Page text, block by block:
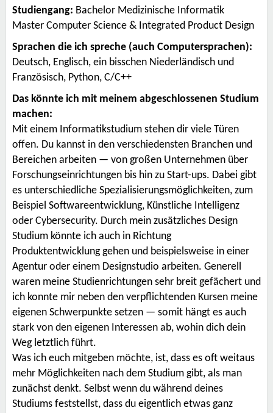
Studiengang: Bachelor Medizinische Informatik
Master Computer Science & Integrated Product Design
Sprachen die ich spreche (auch Computersprachen):
Deutsch, Englisch, ein bisschen Niederländisch und
Französisch, Python, C/C++
Das könnte ich mit meinem abgeschlossenen Studium
machen:
Mit einem Informatikstudium stehen dir viele Türen
offen. Du kannst in den verschiedensten Branchen und
Bereichen arbeiten — von großen Unternehmen über
Forschungseinrichtungen bis hin zu Start-ups. Dabei gibt
es unterschiedliche Spezialisierungsmöglichkeiten, zum
Beispiel Softwareentwicklung, Künstliche Intelligenz
oder Cybersecurity. Durch mein zusätzliches Design
Studium könnte ich auch in Richtung
Produktentwicklung gehen und beispielsweise in einer
Agentur oder einem Designstudio arbeiten. Generell
waren meine Studienrichtungen sehr breit gefächert und
ich konnte mir neben den verpflichtenden Kursen meine
eigenen Schwerpunkte setzen — somit hängt es auch
stark von den eigenen Interessen ab, wohin dich dein
Weg letztlich führt.
Was ich euch mitgeben möchte, ist, dass es oft weitaus
mehr Möglichkeiten nach dem Studium gibt, als man
zunächst denkt. Selbst wenn du während deines
Studiums feststellst, dass du eigentlich etwas ganz